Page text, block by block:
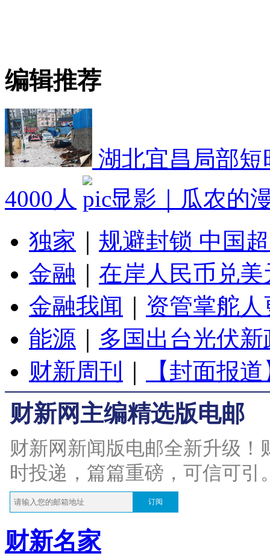
编辑推荐
湖北宜昌局部
4000人
显影｜瓜农的
独家
规避封锁 中国
金融
在岸人民币兑
金融我闻
资管掌舵
能源
多国出台光伏
财新周刊
【封面报
财新网主编精选版电邮
财新网新闻版电邮全新升级
时投递，篇篇重磅，可信可引
订阅
财新名家